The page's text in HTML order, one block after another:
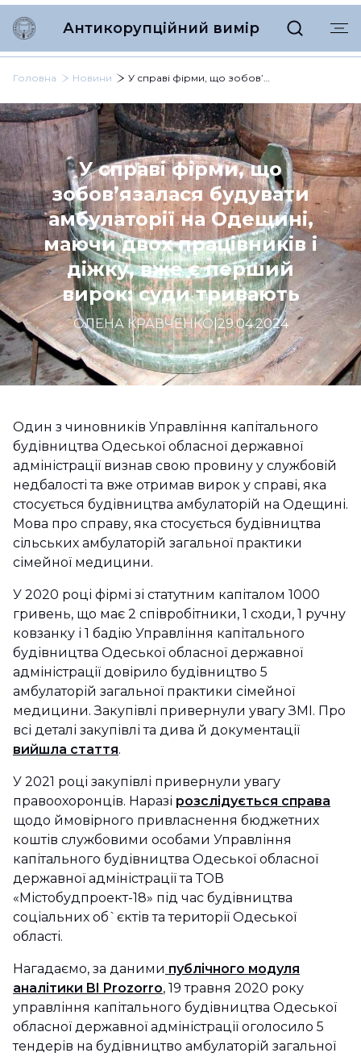
Антикорупційний вимір
Головна Новини У справі фірми, що зобов’язалася будувати амбулаторії на Одещині, маючи двох працівників і діжку, вже є перший вирок: суди тривають
У справі фірми, що
зобов’язалася будувати
амбулаторії на Одещині,
маючи двох працівників і
діжку, вже є перший
вирок: суди тривають
ОЛЕНА КРАВЧЕНКО|29.04.2024
Один з чиновників Управління капітального
будівництва Одеської обласної державної
адміністрації визнав свою провину у службовій
недбалості та вже отримав вирок у справі, яка
стосується будівництва амбулаторій на Одещині.
Мова про справу, яка стосується будівництва
сільських амбулаторій загальної практики
сімейної медицини.
У 2020 році фірмі зі статутним капіталом 1000
гривень, що має 2 співробітники, 1 сходи, 1 ручну
ковзанку і 1 бадію Управління капітального
будівництва Одеської обласної державної
адміністрації довірило будівництво 5
амбулаторій загальної практики сімейної
медицини. Закупівлі привернули увагу ЗМІ. Про
всі деталі закупівлі та дива й документації
вийшла стаття.
У 2021 році закупівлі привернули увагу
правоохоронців. Наразі розслідується справа
щодо ймовірного привласнення бюджетних
коштів службовими особами Управління
капітального будівництва Одеської обласної
державної адміністрації та ТОВ
«Містобудпроект-18» під час будівництва
соціальних об`єктів та території Одеської
області.
Нагадаємо, за даними публічного модуля
аналітики BI Prozorro, 19 травня 2020 року
управління капітального будівництва Одеської
обласної державної адміністрації оголосило 5
тендерів на будівництво амбулаторій загальної